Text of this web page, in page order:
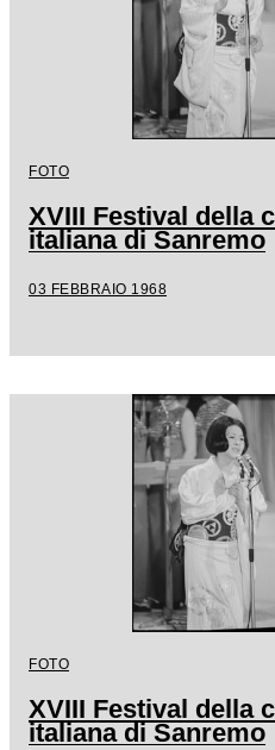
FOTO
XVIII Festival della
italiana di Sanremo
03 FEBBRAIO 1968
FOTO
XVIII Festival della
italiana di Sanremo